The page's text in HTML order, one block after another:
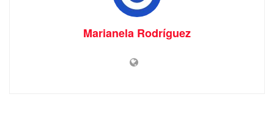
Marianela Rodríguez